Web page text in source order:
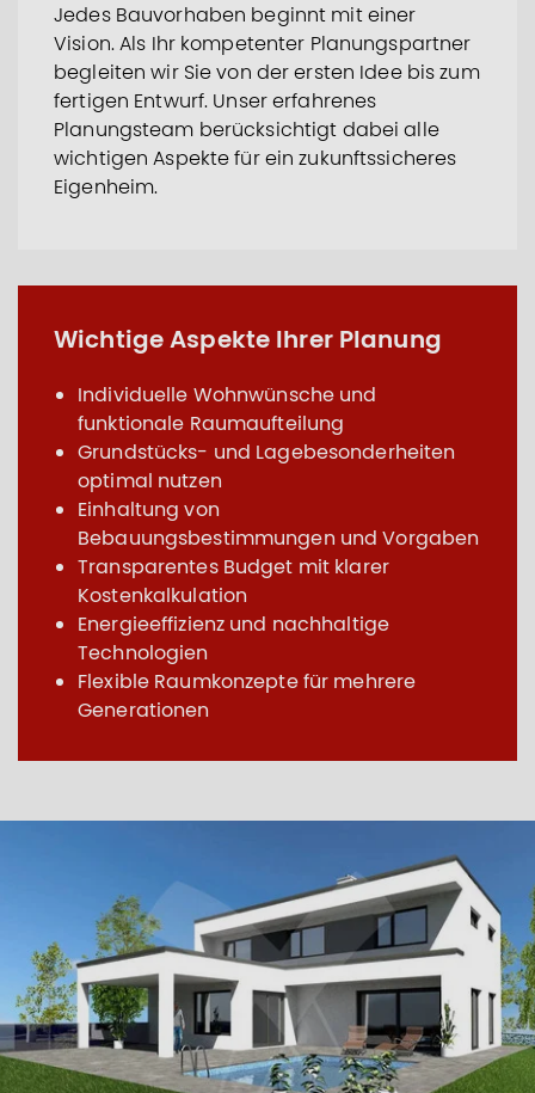
Jedes Bauvorhaben beginnt mit einer
Vision. Als Ihr kompetenter Planungspartner
begleiten wir Sie von der ersten Idee bis zum
fertigen Entwurf. Unser erfahrenes
Planungsteam berücksichtigt dabei alle
wichtigen Aspekte für ein zukunftssicheres
Eigenheim.
Wichtige Aspekte Ihrer Planung
Individuelle Wohnwünsche und
funktionale Raumaufteilung
Grundstücks- und Lagebesonderheiten
optimal nutzen
Einhaltung von
Bebauungsbestimmungen und Vorgaben
Transparentes Budget mit klarer
Kostenkalkulation
Energieeffizienz und nachhaltige
Technologien
Flexible Raumkonzepte für mehrere
Generationen